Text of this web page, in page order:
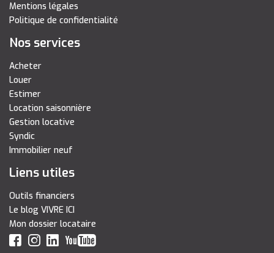
Mentions légales
Politique de confidentialité
Nos services
Acheter
Louer
Estimer
Location saisonnière
Gestion locative
Syndic
Immobilier neuf
Liens utiles
Outils financiers
Le blog VIVRE ICI
Mon dossier locataire